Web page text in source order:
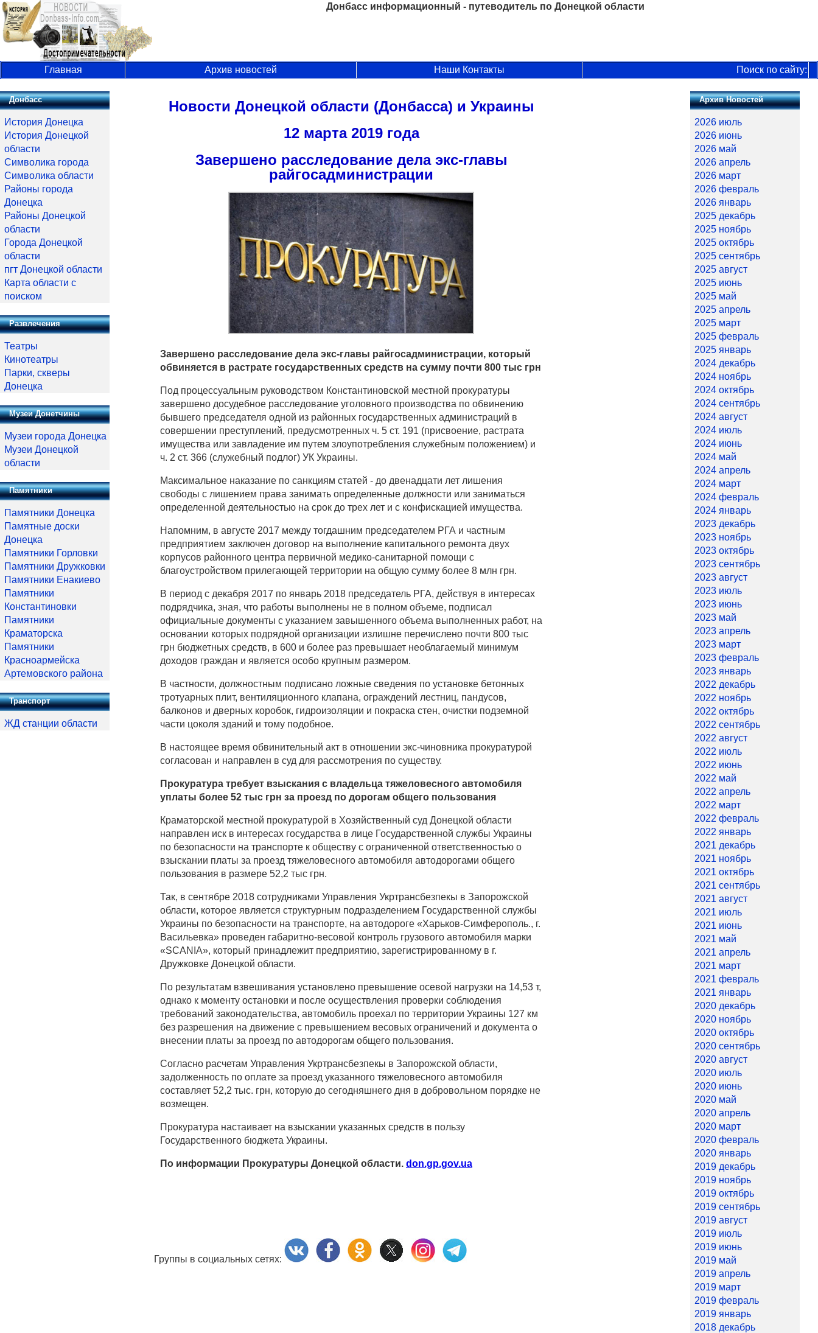
Донбасс информационный - путеводитель по Донецкой области
Главная Архив новостей Наши Контакты Поиск по сайту:
Новости Донецкой области (Донбасса) и Украины
12 марта 2019 года
Завершено расследование дела экс-главы
райгосадминистрации
Завершено расследование дела экс-главы райгосадминистрации, который
обвиняется в растрате государственных средств на сумму почти 800 тыс грн
Под процессуальным руководством Константиновской местной прокуратуры
завершено досудебное расследование уголовного производства по обвинению
бывшего председателя одной из районных государственных администраций в
совершении преступлений, предусмотренных ч. 5 ст. 191 (присвоение, растрата
имущества или завладение им путем злоупотребления служебным положением) и
ч. 2 ст. 366 (служебный подлог) УК Украины.
Максимальное наказание по санкциям статей - до двенадцати лет лишения
свободы с лишением права занимать определенные должности или заниматься
определенной деятельностью на срок до трех лет и с конфискацией имущества.
Напомним, в августе 2017 между тогдашним председателем РГА и частным
предприятием заключен договор на выполнение капитального ремонта двух
корпусов районного центра первичной медико-санитарной помощи с
благоустройством прилегающей территории на общую сумму более 8 млн грн.
В период с декабря 2017 по январь 2018 председатель РГА, действуя в интересах
подрядчика, зная, что работы выполнены не в полном объеме, подписал
официальные документы с указанием завышенного объема выполненных работ, на
основании которых подрядной организации излишне перечислено почти 800 тыс
грн бюджетных средств, в 600 и более раз превышает необлагаемый минимум
доходов граждан и является особо крупным размером.
В частности, должностным подписано ложные сведения по установке бетонных
тротуарных плит, вентиляционного клапана, ограждений лестниц, пандусов,
балконов и дверных коробок, гидроизоляции и покраска стен, очистки подземной
части цоколя зданий и тому подобное.
В настоящее время обвинительный акт в отношении экс-чиновника прокуратурой
согласован и направлен в суд для рассмотрения по существу.
Прокуратура требует взыскания с владельца тяжеловесного автомобиля
уплаты более 52 тыс грн за проезд по дорогам общего пользования
Краматорской местной прокуратурой в Хозяйственный суд Донецкой области
направлен иск в интересах государства в лице Государственной службы Украины
по безопасности на транспорте к обществу с ограниченной ответственностью о
взыскании платы за проезд тяжеловесного автомобиля автодорогами общего
пользования в размере 52,2 тыс грн.
Так, в сентябре 2018 сотрудниками Управления Укртрансбезпекы в Запорожской
области, которое является структурным подразделением Государственной службы
Украины по безопасности на транспорте, на автодороге «Харьков-Симферополь., г.
Васильевка» проведен габаритно-весовой контроль грузового автомобиля марки
«SCANIA», который принадлежит предприятию, зарегистрированному в г.
Дружковке Донецкой области.
По результатам взвешивания установлено превышение осевой нагрузки на 14,53 т,
однако к моменту остановки и после осуществления проверки соблюдения
требований законодательства, автомобиль проехал по территории Украины 127 км
без разрешения на движение с превышением весовых ограничений и документа о
внесении платы за проезд по автодорогам общего пользования.
Согласно расчетам Управления Укртрансбезпекы в Запорожской области,
задолженность по оплате за проезд указанного тяжеловесного автомобиля
составляет 52,2 тыс. грн, которую до сегодняшнего дня в добровольном порядке не
возмещен.
Прокуратура настаивает на взыскании указанных средств в пользу
Государственного бюджета Украины.
По информации Прокуратуры Донецкой области. don.gp.gov.ua
Группы в социальных сетях:
Донбасс
История Донецка
История Донецкой
области
Символика города
Символика области
Районы города
Донецка
Районы Донецкой
области
Города Донецкой
области
пгт Донецкой области
Карта области с
поиском
Развлечения
Театры
Кинотеатры
Парки, скверы
Донецка
Музеи Донетчины
Музеи города Донецка
Музеи Донецкой
области
Памятники
Памятники Донецка
Памятные доски
Донецка
Памятники Горловки
Памятники Дружковки
Памятники Енакиево
Памятники
Константиновки
Памятники
Краматорска
Памятники
Красноармейска
Артемовского района
Транспорт
ЖД станции области
Архив Новостей
2026 июль
2026 июнь
2026 май
2026 апрель
2026 март
2026 февраль
2026 январь
2025 декабрь
2025 ноябрь
2025 октябрь
2025 сентябрь
2025 август
2025 июнь
2025 май
2025 апрель
2025 март
2025 февраль
2025 январь
2024 декабрь
2024 ноябрь
2024 октябрь
2024 сентябрь
2024 август
2024 июль
2024 июнь
2024 май
2024 апрель
2024 март
2024 февраль
2024 январь
2023 декабрь
2023 ноябрь
2023 октябрь
2023 сентябрь
2023 август
2023 июль
2023 июнь
2023 май
2023 апрель
2023 март
2023 февраль
2023 январь
2022 декабрь
2022 ноябрь
2022 октябрь
2022 сентябрь
2022 август
2022 июль
2022 июнь
2022 май
2022 апрель
2022 март
2022 февраль
2022 январь
2021 декабрь
2021 ноябрь
2021 октябрь
2021 сентябрь
2021 август
2021 июль
2021 июнь
2021 май
2021 апрель
2021 март
2021 февраль
2021 январь
2020 декабрь
2020 ноябрь
2020 октябрь
2020 сентябрь
2020 август
2020 июль
2020 июнь
2020 май
2020 апрель
2020 март
2020 февраль
2020 январь
2019 декабрь
2019 ноябрь
2019 октябрь
2019 сентябрь
2019 август
2019 июль
2019 июнь
2019 май
2019 апрель
2019 март
2019 февраль
2019 январь
2018 декабрь